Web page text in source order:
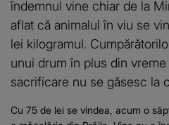
îndemnul vine chiar de la
aflat că animalul în viu se
lei kilogramul.
unui drum în plus din
sacrificare nu se găsesc la
Cu 75 de lei se vindea, acum o